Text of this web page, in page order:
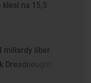
na 15,5
miliardy liber
Dreadnought